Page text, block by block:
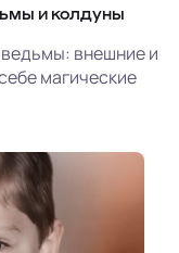
и колдуны
ведьмы: внешние и
магические